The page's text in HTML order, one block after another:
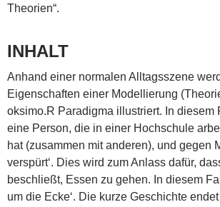
Theorien“.
INHALT
Anhand einer normalen Alltagsszene
Eigenschaften einer Modellierung
oksimo.R Paradigma illustriert. In diesem
eine Person, die in einer Hochschule
hat (zusammen mit anderen), und gegen
verspürt‘. Dies wird zum Anlass dafür,
beschließt, Essen zu gehen. In diesem
um die Ecke‘. Die kurze Geschichte